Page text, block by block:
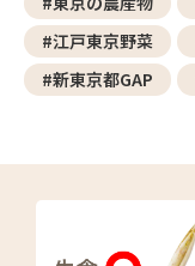
#江戸東京野菜
#新東京都GAP